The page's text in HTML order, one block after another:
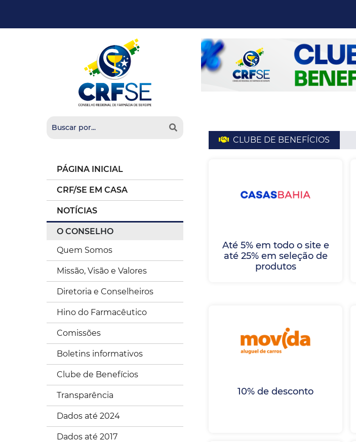
PÁGINA INICIAL
CRF/SE EM CASA
NOTÍCIAS
O CONSELHO
Quem Somos
Missão, Visão e Valores
Diretoria e Conselheiros
Hino do Farmacêutico
Comissões
Boletins informativos
Clube de Benefícios
Transparência
Dados até 2024
Dados até 2017
CLUBE DE BENEFÍCIOS
Até 5% em todo o site e
até 25% em seleção de
produtos
10% de desconto